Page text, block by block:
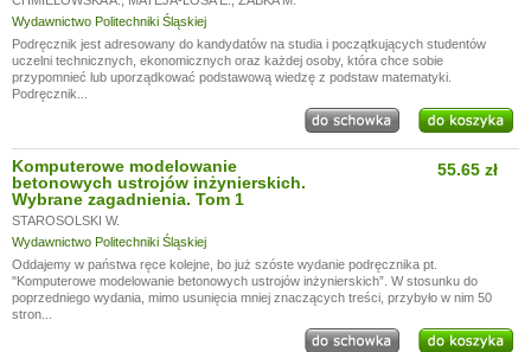
Wydawnictwo Politechniki Śląskiej
Podręcznik jest adresowany do kandydatów na studia i początkujących studentów
uczelni technicznych, ekonomicznych oraz każdej osoby, która chce sobie
przypomnieć lub uporządkować podstawową wiedzę z podstaw matematyki.
Podręcznik...
Komputerowe modelowanie
betonowych ustrojów inżynierskich.
Wybrane zagadnienia. Tom 1
STAROSOLSKI W.
Wydawnictwo Politechniki Śląskiej
55.65 zł
Oddajemy w państwa ręce kolejne, bo już szóste wydanie podręcznika pt.
"Komputerowe modelowanie betonowych ustrojów inżynierskich”. W stosunku do
poprzedniego wydania, mimo usunięcia mniej znaczących treści, przybyło w nim 50
stron...